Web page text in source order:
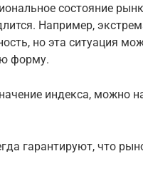
состояние
Например,
но эта ситуация
форму.
индекса, можно
гарантируют, что